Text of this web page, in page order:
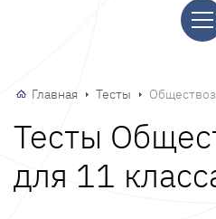
Главная Тесты
Тесты
для 11